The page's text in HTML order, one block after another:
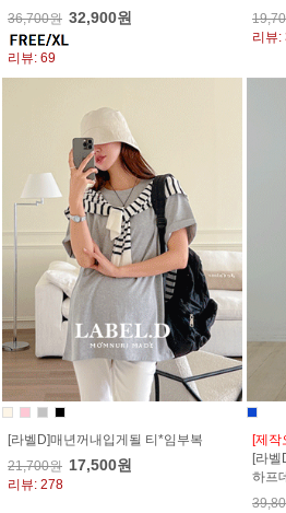
36,700원 32,900원
리뷰: 69
리뷰:
[라벨D]매년꺼내입게될 티*임부복
21,700원 17,500원
리뷰: 278
[제작
[라
하프